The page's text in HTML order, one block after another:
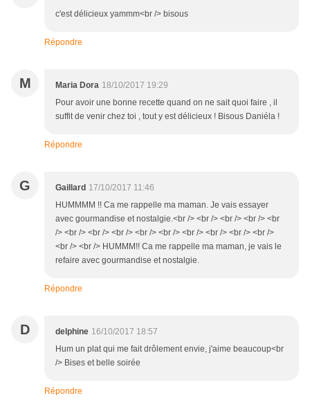
c'est délicieux yammm<br /> bisous
Répondre
M Maria Dora 18/10/2017 19:29
Pour avoir une bonne recette quand on ne sait quoi faire , il
suffit de venir chez toi , tout y est délicieux ! Bisous Daniéla !
Répondre
G Gaillard 17/10/2017 11:46
HUMMMM !! Ca me rappelle ma maman. Je vais essayer
avec gourmandise et nostalgie.<br /> <br /> <br /> <br /> <br
/> <br /> <br /> <br /> <br /> <br /> <br /> <br /> <br /> <br />
<br /> <br /> HUMMM!! Ca me rappelle ma maman, je vais le
refaire avec gourmandise et nostalgie.
Répondre
D delphine 16/10/2017 18:57
Hum un plat qui me fait drôlement envie, j'aime beaucoup<br
/> Bises et belle soirée
Répondre